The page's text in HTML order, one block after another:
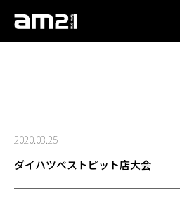
2020.03.25
ダイハツベストピット店大会